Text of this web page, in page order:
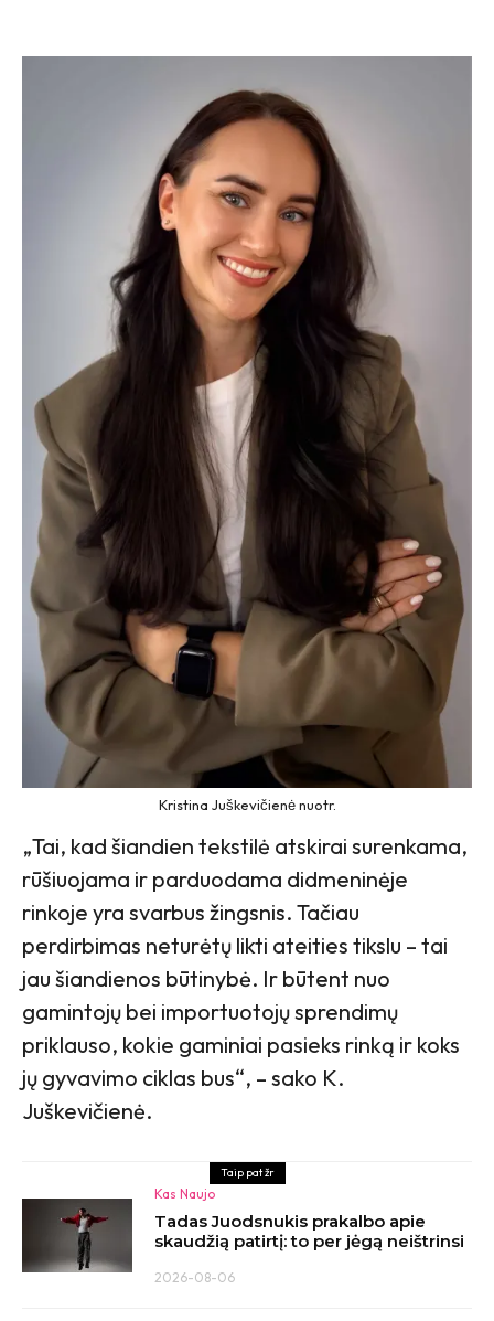
Kristina Juškevičienė nuotr.
„Tai, kad šiandien tekstilė atskirai surenkama,
rūšiuojama ir parduodama didmeninėje
rinkoje yra svarbus žingsnis. Tačiau
perdirbimas neturėtų likti ateities tikslu – tai
jau šiandienos būtinybė. Ir būtent nuo
gamintojų bei importuotojų sprendimų
priklauso, kokie gaminiai pasieks rinką ir koks
jų gyvavimo ciklas bus“, – sako K.
Juškevičienė.
Taip pat žr
Kas Naujo
Tadas Juodsnukis prakalbo apie
skaudžią patirtį: to per jėgą neištrinsi
2026-08-06